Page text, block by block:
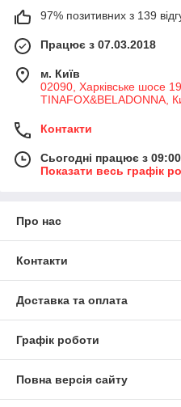
97% позитивних з 139
Працює з 07.03.2018
м. Київ
02090, Харківське шосе
TINAFOX&BELADONNA,
Контакти
Сьогодні працює з
Показати весь графік
Про нас
Контакти
Доставка та оплата
Графік роботи
Повна версія сайту